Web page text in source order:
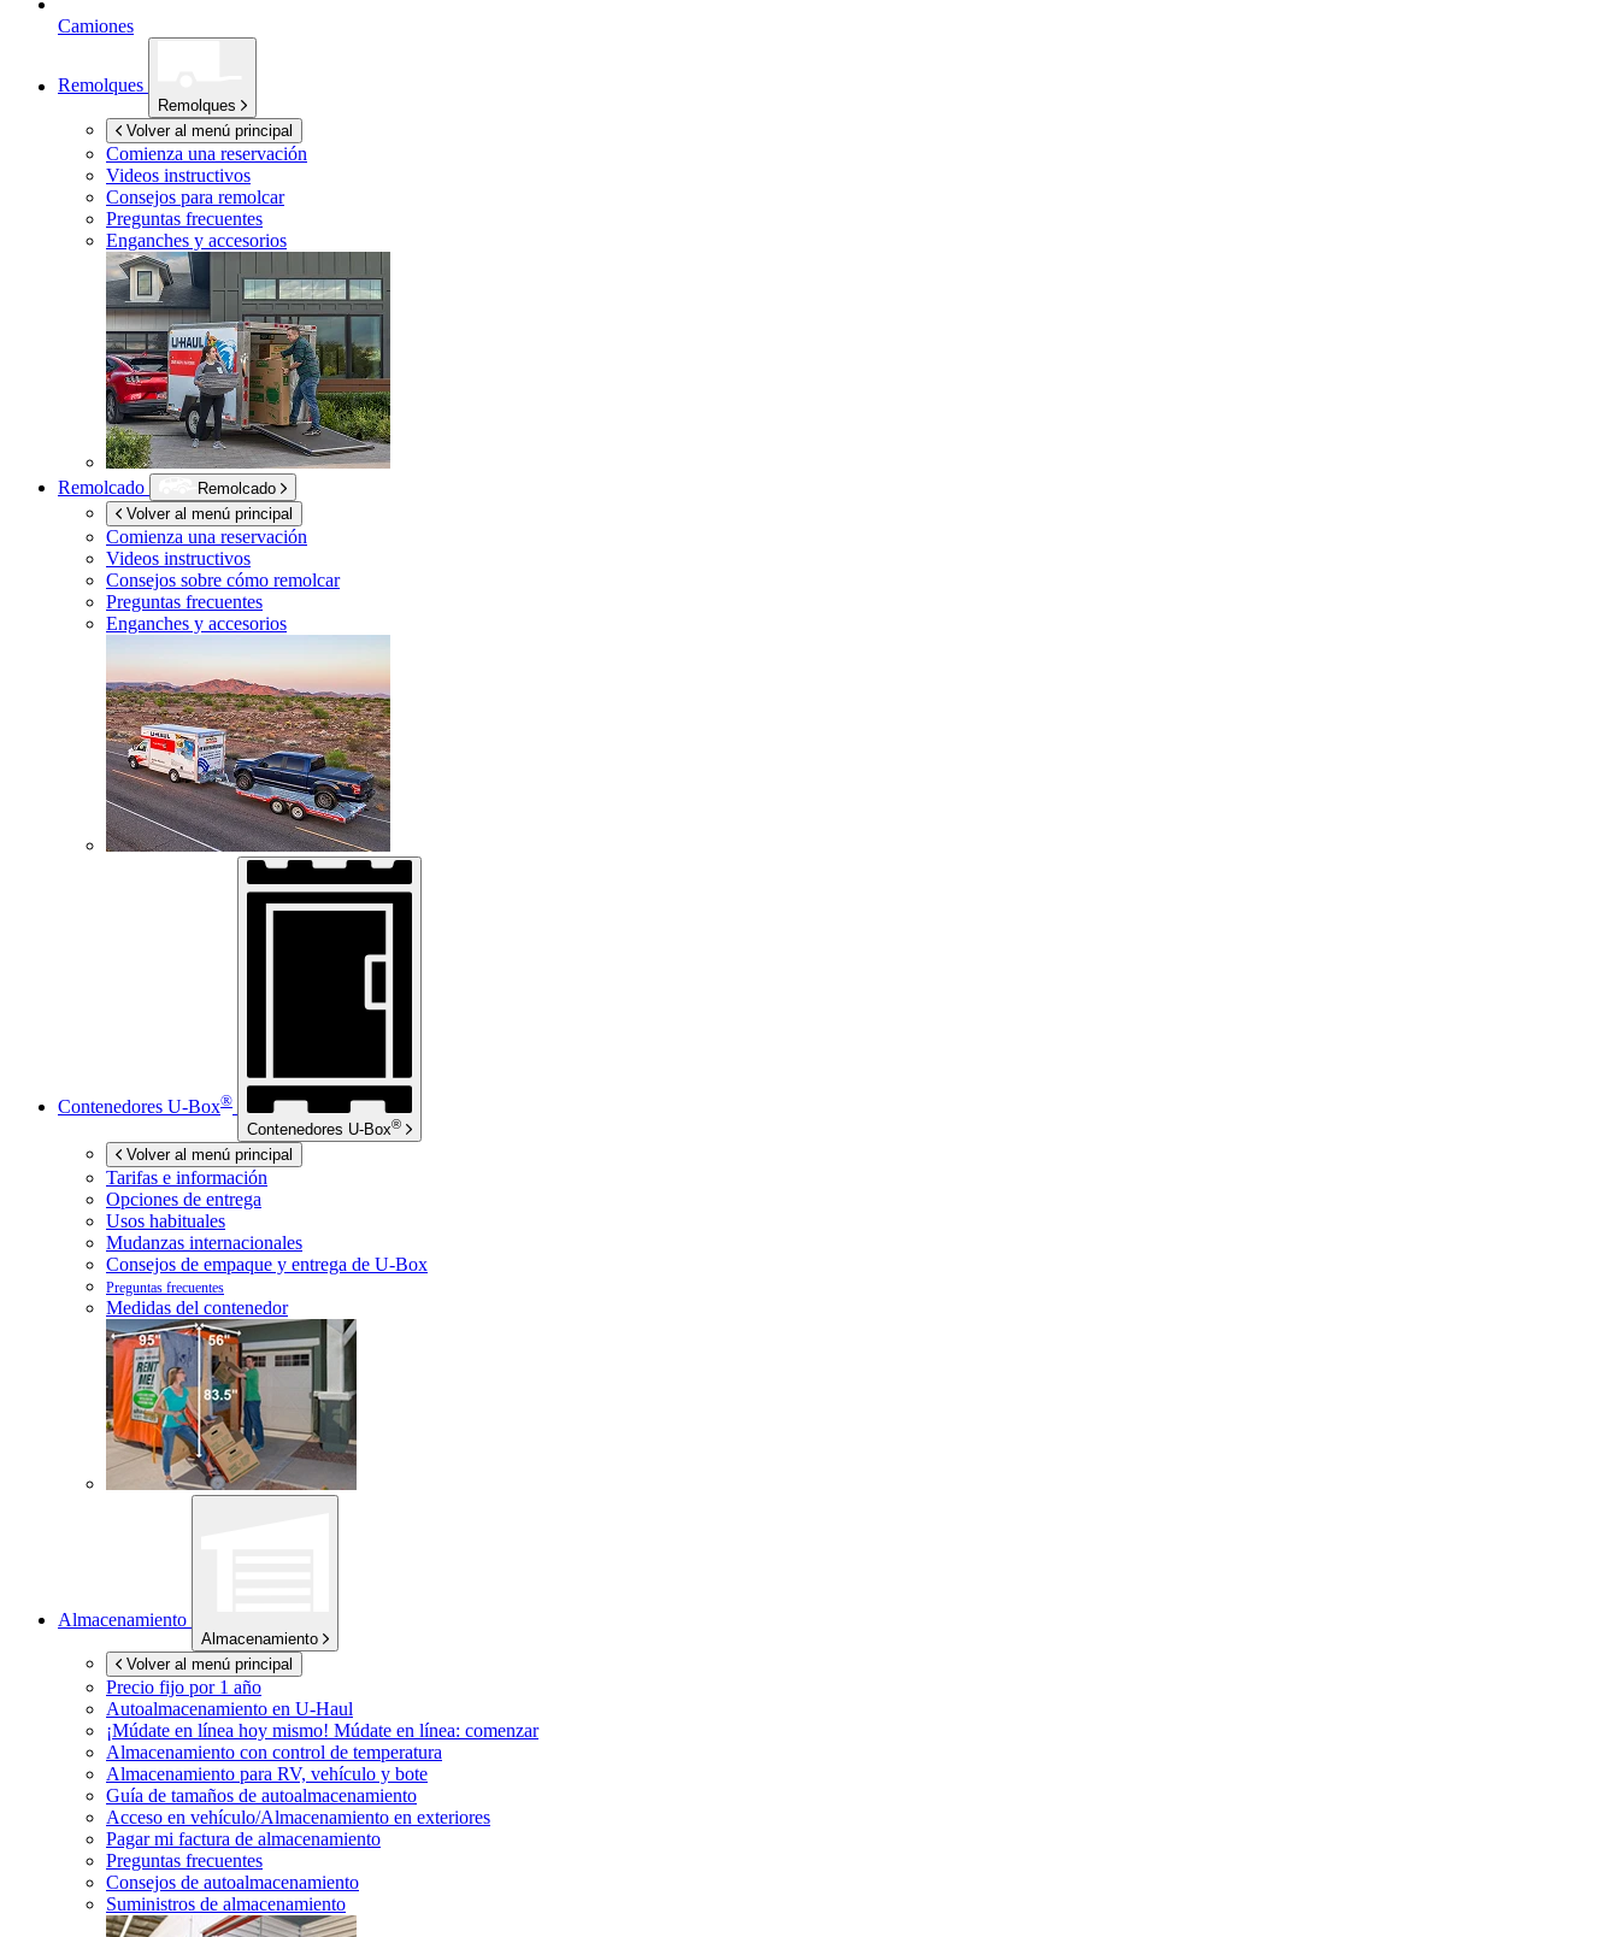
Camiones
Remolques
Remolques
Volver al menú principal
Comienza una reservación
Videos instructivos
Consejos para remolcar
Preguntas frecuentes
Enganches y accesorios
Remolcado
Remolcado
Volver al menú principal
Comienza una reservación
Videos instructivos
Consejos sobre cómo remolcar
Preguntas frecuentes
Enganches y accesorios
Contenedores U-Box®
Contenedores U-Box®
Volver al menú principal
Tarifas e información
Opciones de entrega
Usos habituales
Mudanzas internacionales
Consejos de empaque y entrega de U-Box
Preguntas frecuentes
Medidas del contenedor
Almacenamiento
Almacenamiento
Volver al menú principal
Precio fijo por 1 año
Autoalmacenamiento en U-Haul
¡Múdate en línea hoy mismo! Múdate en línea: comenzar
Almacenamiento con control de temperatura
Almacenamiento para RV, vehículo y bote
Guía de tamaños de autoalmacenamiento
Acceso en vehículo/Almacenamiento en exteriores
Pagar mi factura de almacenamiento
Preguntas frecuentes
Consejos de autoalmacenamiento
Suministros de almacenamiento